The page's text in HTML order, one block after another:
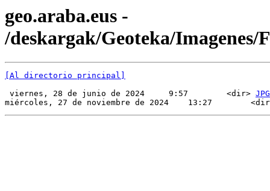
geo.araba.eus -
/deskargak/Geoteka/Imagenes/
[Al directorio principal]
viernes, 28 de junio de 2024     9:57        <dir> JPG
miércoles, 27 de noviembre de 2024    13:27